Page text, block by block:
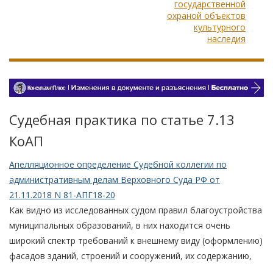
государственной
охраной объектов
культурного
наследия
Судебная практика по статье 7.13
КоАП
Апелляционное определение Судебной коллегии по
административным делам Верховного Суда РФ от
21.11.2018 N 81-АПГ18-20
Как видно из исследованных судом правил благоустройства
муниципальных образований, в них находится очень
широкий спектр требований к внешнему виду (оформлению)
фасадов зданий, строений и сооружений, их содержанию,